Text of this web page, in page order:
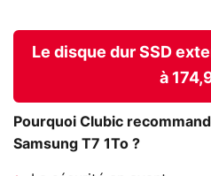
Le disque dur SSD
à
Pourquoi Clubic
Samsung T7 1To ?